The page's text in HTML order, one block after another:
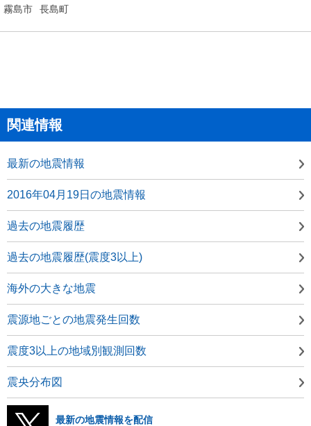
霧島市 長島町
関連情報
最新の地震情報
2016年04月19日の地震情報
過去の地震履歴
過去の地震履歴(震度3以上)
海外の大きな地震
震源地ごとの地震発生回数
震度3以上の地域別観測回数
震央分布図
最新の地震情報を配信